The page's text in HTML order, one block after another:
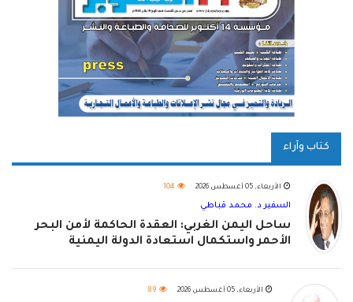
كتاب وآراء
الأربعاء, 05 أغسطس 2026 104
السفير د. محمد قباطي
ساحل اليمن الغربي: العقدة الحاكمة لأمن البحر
الأحمر واستكمال استعادة الدولة اليمنية
الأربعاء, 05 أغسطس 2026 89